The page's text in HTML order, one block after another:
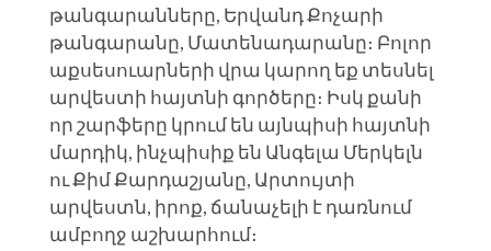
թանգարանները, Երվանդ Քոչարի
թանգարանը, Մատենադարանը։ Բոլոր
աքսեսուարների վրա կարող եք տեսնել
արվեստի հայտնի գործերը։ Իսկ քանի
որ շարֆերը կրում են այնպիսի հայտնի
մարդիկ, ինչպիսիք են Անգելա Մերկելն
ու Քիմ Քարդաշյանը, Արտույտի
արվեստն, իրոք, ճանաչելի է դառնում
ամբողջ աշխարհում։